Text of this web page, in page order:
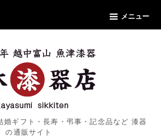
メニュー
婚ギフト・長寿・弔事・記念品など 漆器
の通販サイト